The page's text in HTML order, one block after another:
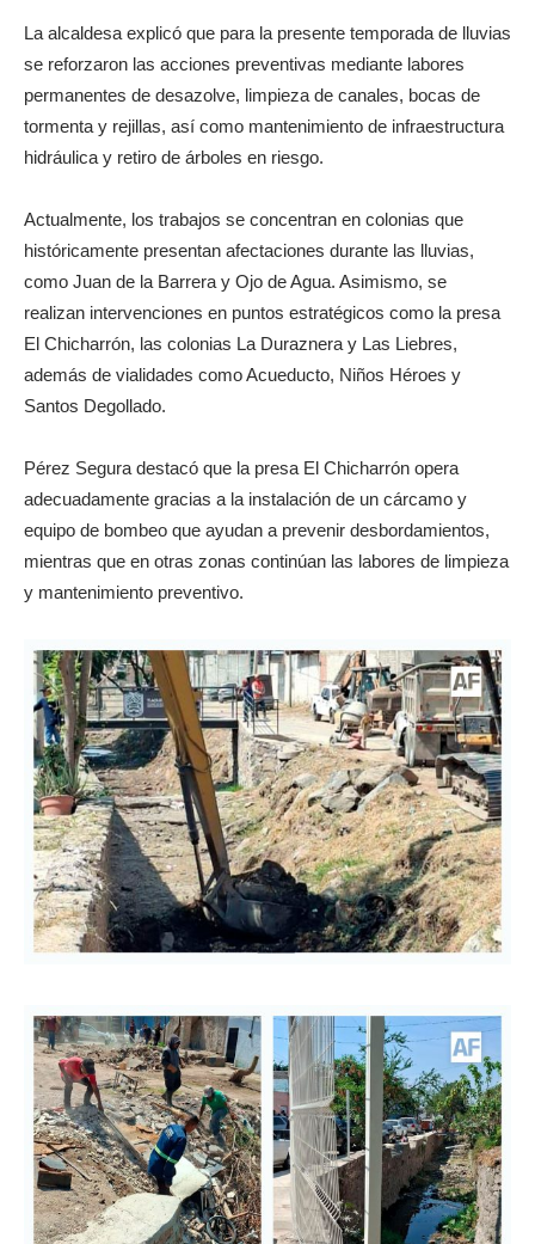
La alcaldesa explicó que para la presente temporada de lluvias
se reforzaron las acciones preventivas mediante labores
permanentes de desazolve, limpieza de canales, bocas de
tormenta y rejillas, así como mantenimiento de infraestructura
hidráulica y retiro de árboles en riesgo.
Actualmente, los trabajos se concentran en colonias que
históricamente presentan afectaciones durante las lluvias,
como Juan de la Barrera y Ojo de Agua. Asimismo, se
realizan intervenciones en puntos estratégicos como la presa
El Chicharrón, las colonias La Duraznera y Las Liebres,
además de vialidades como Acueducto, Niños Héroes y
Santos Degollado.
Pérez Segura destacó que la presa El Chicharrón opera
adecuadamente gracias a la instalación de un cárcamo y
equipo de bombeo que ayudan a prevenir desbordamientos,
mientras que en otras zonas continúan las labores de limpieza
y mantenimiento preventivo.